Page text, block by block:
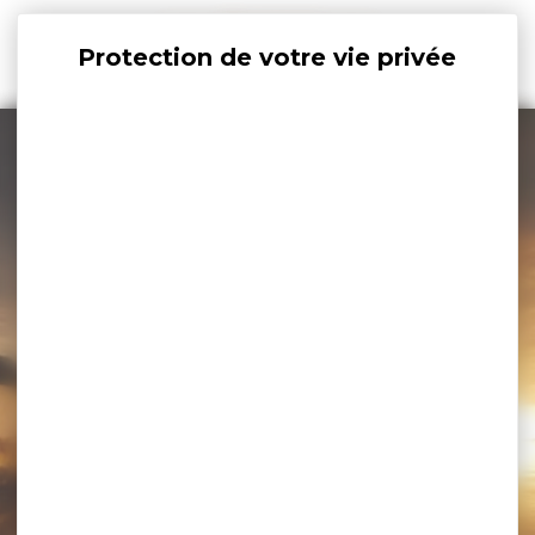
Panneau de gestion des cookies